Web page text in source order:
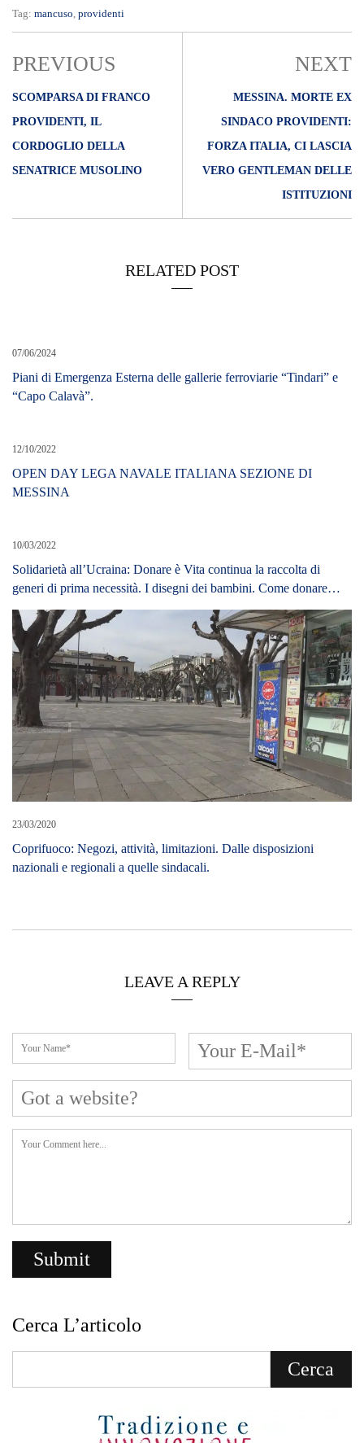
Tag: mancuso, providenti
PREVIOUS
SCOMPARSA DI FRANCO
PROVIDENTI, IL
CORDOGLIO DELLA
SENATRICE MUSOLINO
NEXT
MESSINA. MORTE EX
SINDACO PROVIDENTI:
FORZA ITALIA, CI LASCIA
VERO GENTLEMAN DELLE
ISTITUZIONI
RELATED POST
07/06/2024
Piani di Emergenza Esterna delle gallerie ferroviarie “Tindari” e
“Capo Calavà”.
12/10/2022
OPEN DAY LEGA NAVALE ITALIANA SEZIONE DI
MESSINA
10/03/2022
Solidarietà all’Ucraina: Donare è Vita continua la raccolta di
generi di prima necessità. I disegni dei bambini. Come donare…
23/03/2020
Coprifuoco: Negozi, attività, limitazioni. Dalle disposizioni
nazionali e regionali a quelle sindacali.
LEAVE A REPLY
Cerca L’articolo